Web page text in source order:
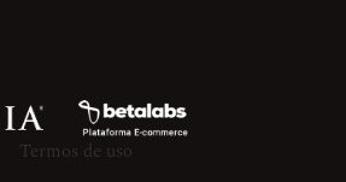
Termos de uso